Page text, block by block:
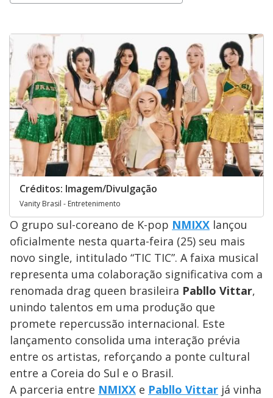
Créditos: Imagem/Divulgação
Vanity Brasil - Entretenimento
O grupo sul-coreano de K-pop NMIXX lançou
oficialmente nesta quarta-feira (25) seu mais
novo single, intitulado “TIC TIC”. A faixa musical
representa uma colaboração significativa com a
renomada drag queen brasileira Pabllo Vittar,
unindo talentos em uma produção que
promete repercussão internacional. Este
lançamento consolida uma interação prévia
entre os artistas, reforçando a ponte cultural
entre a Coreia do Sul e o Brasil.
A parceria entre NMIXX e Pabllo Vittar já vinha